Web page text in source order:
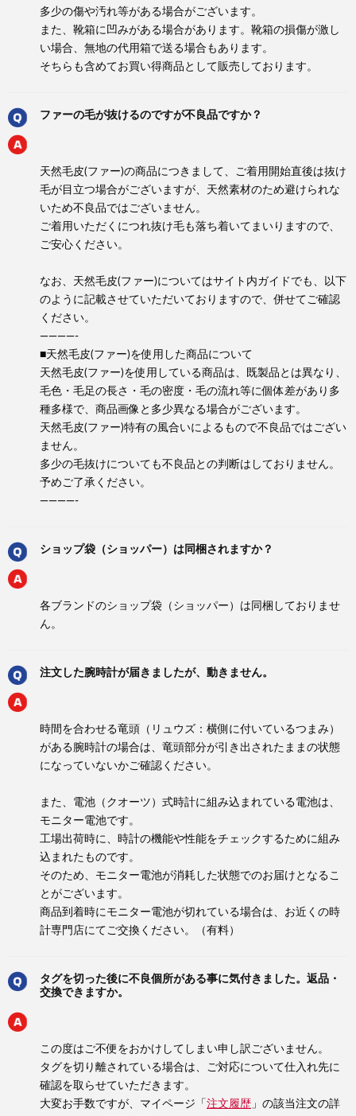
多少の傷や汚れ等がある場合がございます。
また、靴箱に凹みがある場合があります。靴箱の損傷が激し
い場合、無地の代用箱で送る場合もあります。
そちらも含めてお買い得商品として販売しております。
ファーの毛が抜けるのですが不良品ですか？
天然毛皮(ファー)の商品につきまして、ご着用開始直後は抜け
毛が目立つ場合がございますが、天然素材のため避けられな
いため不良品ではございません。
ご着用いただくにつれ抜け毛も落ち着いてまいりますので、
ご安心ください。
なお、天然毛皮(ファー)についてはサイト内ガイドでも、以下
のように記載させていただいておりますので、併せてご確認
ください。
————-
■天然毛皮(ファー)を使用した商品について
天然毛皮(ファー)を使用している商品は、既製品とは異なり、
毛色・毛足の長さ・毛の密度・毛の流れ等に個体差があり多
種多様で、商品画像と多少異なる場合がございます。
天然毛皮(ファー)特有の風合いによるもので不良品ではござい
ません。
多少の毛抜けについても不良品との判断はしておりません。
予めご了承ください。
————-
ショップ袋（ショッパー）は同梱されますか？
各ブランドのショップ袋（ショッパー）は同梱しておりませ
ん。
注文した腕時計が届きましたが、動きません。
時間を合わせる竜頭（リュウズ：横側に付いているつまみ）
がある腕時計の場合は、竜頭部分が引き出されたままの状態
になっていないかご確認ください。
また、電池（クオーツ）式時計に組み込まれている電池は、
モニター電池です。
工場出荷時に、時計の機能や性能をチェックするために組み
込まれたものです。
そのため、モニター電池が消耗した状態でのお届けとなるこ
とがございます。
商品到着時にモニター電池が切れている場合は、お近くの時
計専門店にてご交換ください。（有料）
タグを切った後に不良個所がある事に気付きました。返品・
交換できますか。
この度はご不便をおかけしてしまい申し訳ございません。
タグを切り離されている場合は、ご対応について仕入れ先に
確認を取らせていただきます。
大変お手数ですが、マイページ「 注文履歴 」の該当注文の詳